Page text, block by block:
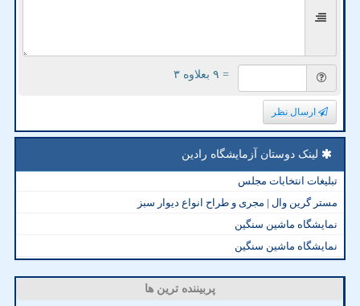
= ۹ بعلاوه ۳
ارسال نظر
لینک دوستان آزمایشگاه رادین
تبلیغات انتخابات مجلس
مستر گرین وال | مجری و طراح انواع دیوار سبز
نمایشگاه ماشین سنگین
نمایشگاه ماشین سنگین
پربیننده ترین ها